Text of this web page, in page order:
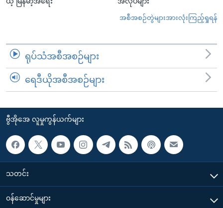
အစီအစဉ်တွဲများအားလုံးကြည့်ရှုရန်
ရုပ်သံအစီအစဉ်များ
ရေဒီယိုအစီအစဉ်များ
ဗွီအိုအေ လူမှုကွန်ယက်များ
သတင်း
၀န်ဆောင်မှုများ